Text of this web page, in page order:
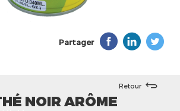
Partager
Retour
NOIR ARÔME